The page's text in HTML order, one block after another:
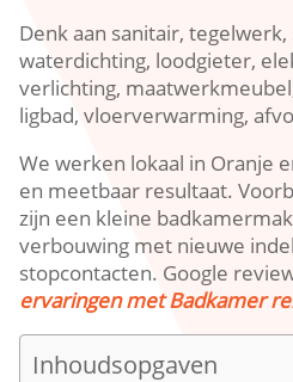
Denk aan sanitair,
waterdichting, loodgieter,
verlichting,
ligbad, vloerverwarming,
We werken lokaal in Oranje
en meetbaar resultaat.
zijn een kleine
verbouwing met nieuwe
stopcontacten. Google
ervaringen met Badkamer
Inhoudsopgaven